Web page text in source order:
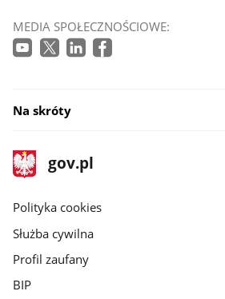
MEDIA SPOŁECZNOŚCIOWE:
Na skróty
stopka
gov.pl
Strona
gov.pl
gov.pl
Polityka cookies
Służba cywilna
Profil zaufany
BIP